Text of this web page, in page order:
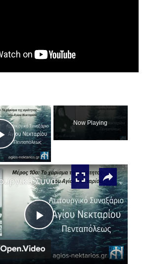
×
Play
Video
Now Playing
×
Play
Video
Λειτουργικό Συναξάριο Αγίου Νεκταρίου Πενταπόλεως Μέρος 10ο